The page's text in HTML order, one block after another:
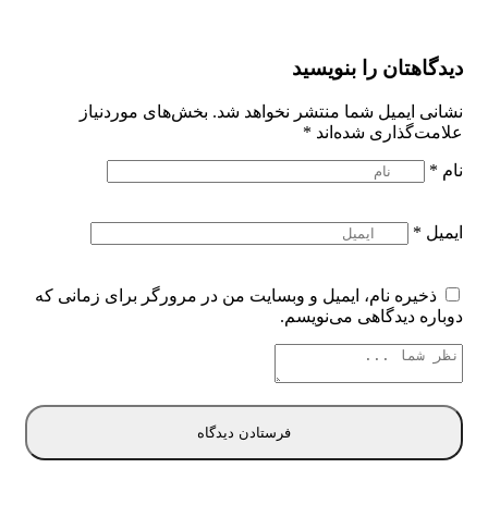
دیدگاهتان را بنویسید
نشانی ایمیل شما منتشر نخواهد شد. بخش‌های موردنیاز
علامت‌گذاری شده‌اند *
نام *
ایمیل *
ذخیره نام، ایمیل و وبسایت من در مرورگر برای زمانی که
دوباره دیدگاهی می‌نویسم.